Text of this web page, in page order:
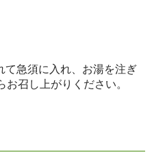
て急須に入れ、お湯を注ぎ
召し上がりください。